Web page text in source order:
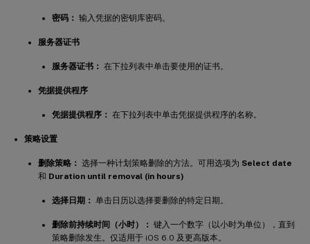
密码： 输入凭据的密钥库密码。
服务器证书
服务器证书： 在下拉列表中单击要使用的证书。
凭据提供程序
凭据提供程序： 在下拉列表中单击凭据提供程序的名称。
策略设置
删除策略： 选择一种计划策略删除的方法。可用选项为 Select date
和 Duration until removal (in hours)
选择日期： 单击日历以选择要删除的特定日期。
删除前持续时间（小时）： 键入一个数字（以小时为单位），直到
策略删除发生。仅适用于 iOS 6.0 及更高版本。